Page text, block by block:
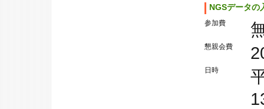
NGSデータの
参加費
懇親会費
日時